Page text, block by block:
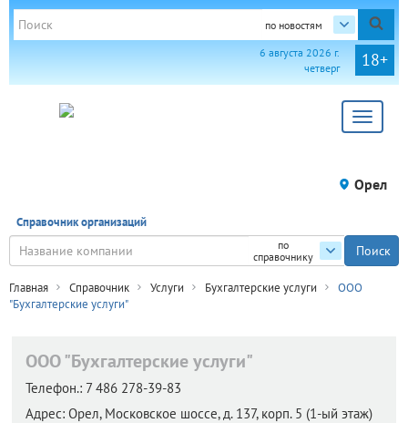
по новостям
18+
6 августа 2026 г.
четверг
Toggle
Орел
Справочник организаций
по
справочнику
Главная Справочник Услуги Бухгалтерские услуги
ООО
"Бухгалтерские услуги"
ООО "Бухгалтерские услуги"
Телефон.: 7 486 278-39-83
Адрес: Орел, Московское шоссе, д. 137, корп. 5 (1-ый этаж)